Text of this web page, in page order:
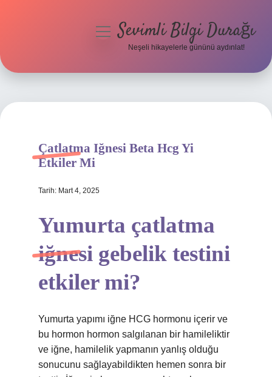
Hakkımızda
menüyüSevimli Bilgi Durağı
Neşeli hikayelerle gününü aydınlat!
Çatlatma Iğnesi Beta Hcg Yi
Etkiler Mi
Tarih: Mart 4, 2025
Yumurta çatlatma
iğnesi gebelik testini
etkiler mi?
Yumurta yapımı iğne HCG hormonu içerir ve
bu hormon hormon salgılanan bir hamileliktir
ve iğne, hamilelik yapmanın yanlış olduğu
sonucunu sağlayabildikten hemen sonra bir